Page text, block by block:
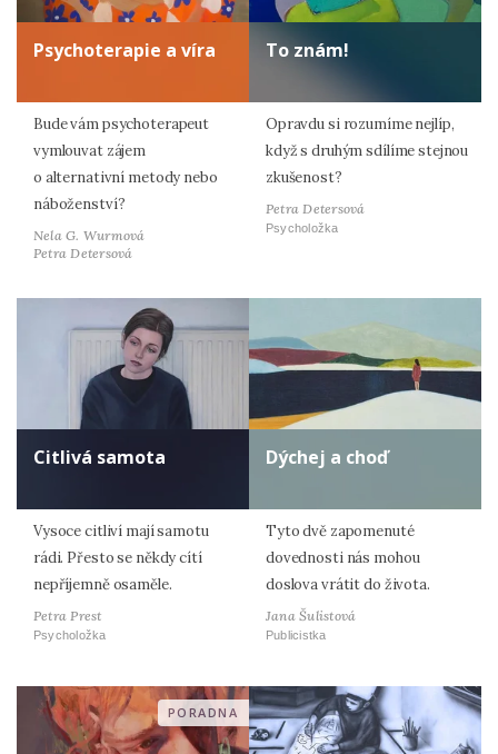
Psychoterapie a víra
Bude vám psychoterapeut
vymlouvat zájem
o alternativní metody nebo
náboženství?
Nela G. Wurmová
Petra Detersová
To znám!
Opravdu si rozumíme nejlíp,
když s druhým sdílíme stejnou
zkušenost?
Petra Detersová
Psycholožka
Citlivá samota
Vysoce citliví mají samotu
rádi. Přesto se někdy cítí
nepříjemně osaměle.
Petra Prest
Psycholožka
Dýchej a choď
Tyto dvě zapomenuté
dovednosti nás mohou
doslova vrátit do života.
Jana Šulistová
Publicistka
PORADNA